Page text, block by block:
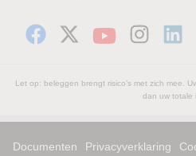
Let op: beleggen brengt risico's met zich mee.
dan uw totale
Documenten Privacyverklaring